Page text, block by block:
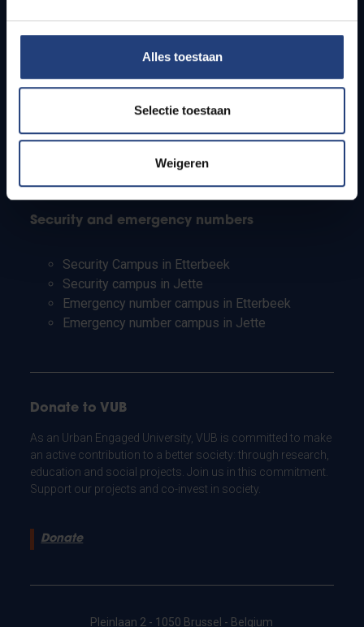
Alles toestaan
Selectie toestaan
Weigeren
Students
PhD students
Teachers and secondary schools
Working students
Security and emergency numbers
Security Campus in Etterbeek
Security campus in Jette
Emergency number campus in Etterbeek
Emergency number campus in Jette
Donate to VUB
As an Urban Engaged University, VUB is committed to make
an active contribution to a better society: through research,
education and social projects. Join us in this commitment.
Support our projects and co-invest in society.
Donate
Pleinlaan 2 - 1050 Brussel - Belgium